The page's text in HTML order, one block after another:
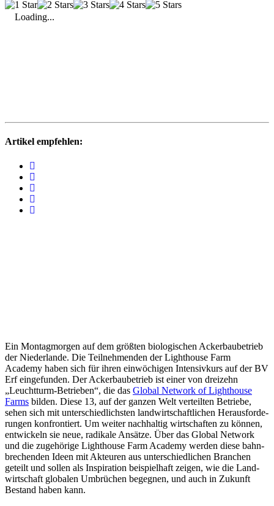
Loading...
Artikel empfehlen:
Ein Montag­morgen auf dem größten biolo­gi­schen Acker­bau­be­trieb
der Nieder­lande. Die Teil­neh­menden der Light­house Farm
Academy haben sich für ihren einwö­chigen Inten­siv­kurs auf der BV
Erf einge­funden. Der Acker­bau­be­trieb ist einer von drei­zehn
„Leucht­turm-Betrieben“, die das Global Network of Light­house
Farms bilden. Diese 13, auf der ganzen Welt verteilten Betriebe,
sehen sich mit unter­schied­lichsten land­wirt­schaft­li­chen Heraus­for­de­
rungen konfron­tiert. Um weiter nach­haltig wirt­schaften zu können,
entwi­ckeln sie neue, radi­kale Ansätze. Über das Global Network
und die zuge­hö­rige Light­house Farm Academy werden diese bahn­
bre­chenden Ideen mit Akteuren aus unter­schied­li­chen Bran­chen
geteilt und sollen als Inspi­ra­tion beispiel­haft zeigen, wie die Land­
wirt­schaft globalen Umbrü­chen begegnen, und auch in Zukunft
Bestand haben kann.